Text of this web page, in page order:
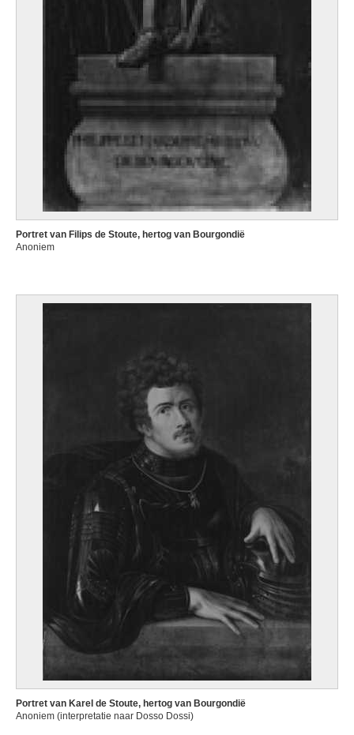
Portret van Filips de Stoute, hertog van Bourgondië
Anoniem
Portret van Karel de Stoute, hertog van Bourgondië
Anoniem (interpretatie naar Dosso Dossi)